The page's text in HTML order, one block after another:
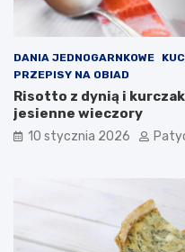
DANIA JEDNOGARNKOWE
PRZEPISY NA OBIAD
Risotto z dynią i
jesienne wieczory
10 stycznia 2026